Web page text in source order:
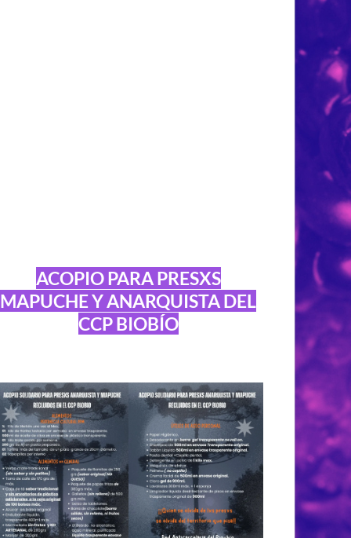
ACOPIO PARA PRESXS
MAPUCHE Y ANARQUISTA DEL
CCP BIOBÍO